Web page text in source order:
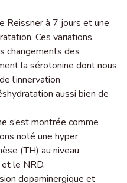
Reissner à 7 jours et une
Ces variations
changements des
la sérotonine dont nous
l’innervation
aussi bien de
s’est montrée comme
noté une hyper
(TH) au niveau
et le NRD.
dopaminergique et